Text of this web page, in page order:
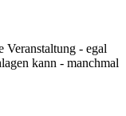
Veranstaltung - egal
kann - manchmal